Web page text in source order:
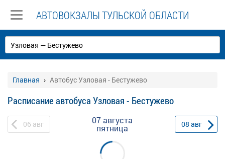
АВТОВОКЗАЛЫ ТУЛЬСКОЙ ОБЛАСТИ
Главная Автобус Узловая - Бестужево
Расписание автобуса Узловая - Бестужево
06 авг 07 августа
пятница 08 авг